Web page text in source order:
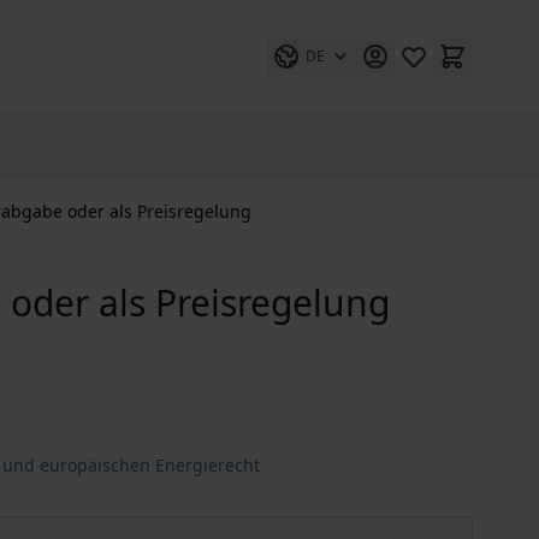
DE
oder als Preisregelung
als Preisregelung
europäischen Energierecht